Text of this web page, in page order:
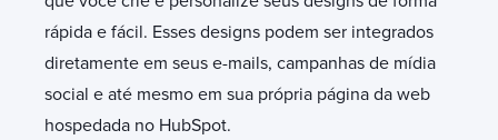
rápida e fácil. Esses designs podem ser integrados
diretamente em seus e-mails, campanhas de mídia
social e até mesmo em sua própria página da web
hospedada no HubSpot.